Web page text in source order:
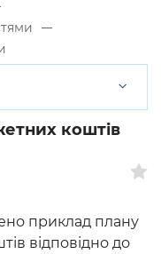
коштів
приклад плану
відповідно до